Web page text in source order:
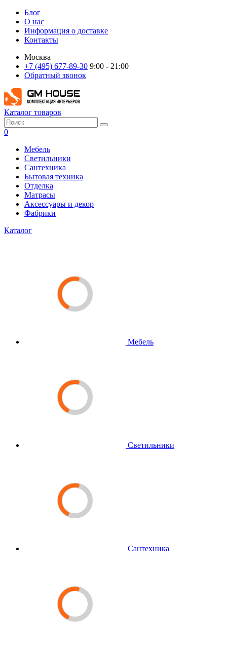
Блог
О нас
Информация о доставке
Контакты
Москва
+7 (495) 677-89-30 9:00 - 21:00
Обратный звонок
Каталог товаров
0
Мебель
Светильники
Сантехника
Бытовая техника
Отделка
Матрасы
Аксессуары и декор
Фабрики
Каталог
Мебель
Светильники
Сантехника